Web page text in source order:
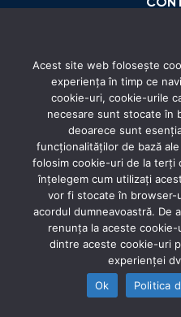
Strada Calea
Luni -
REȚELE
© 2026 Avocatul
Acest site web folosește
experiența în timp ce
cookie-uri, cookie-urile
necesare sunt stocate în
deoarece sunt
funcționalităților de bază
folosim cookie-uri de la terți
înțelegem cum utilizați
vor fi stocate în browser-
acordul dumneavoastră. De
renunța la aceste
dintre aceste cookie-uri
experienței
Ok
Politica